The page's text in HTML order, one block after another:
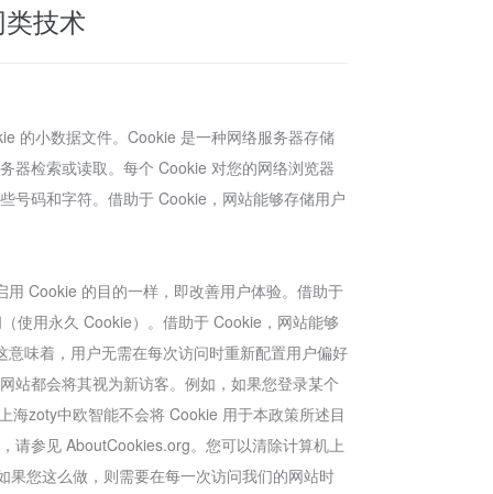
技术
的小数据文件。Cookie 是一种网络服务器存储
器检索或读取。每个 Cookie 对您的网络浏览器
号码和字符。借助于 Cookie，网站能够存储用户
Cookie 的目的一样，即改善用户体验。借助于
使用永久 Cookie）。借助于 Cookie，网站能够
味着，用户无需在每次访问时重新配置用户偏好
站都会将其视为新访客。例如，如果您登录某个
海zoty中欧智能不会将 Cookie 用于本政策所述目
请参见 AboutCookies.org。您可以清除计算机上
您这么做，则需要在每一次访问我们的网站时